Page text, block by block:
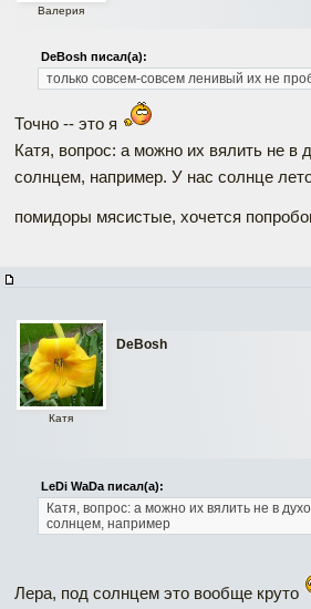
Валерия
DeBosh писал(а):
только совсем-совсем ленивый их не
Точно -- это я
Катя, вопрос: а можно их вялить не в
солнцем, например. У нас солнце
помидоры мясистые, хочется
DeBosh
Катя
LeDi WaDa писал(а):
Катя, вопрос: а можно их вялить не в
солнцем, например
Лера, под солнцем это вообще круто